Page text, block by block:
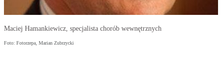
Maciej Hamankiewicz, specjalista chorób wewnętrznych
Foto: Fotorzepa, Marian Zubrzycki